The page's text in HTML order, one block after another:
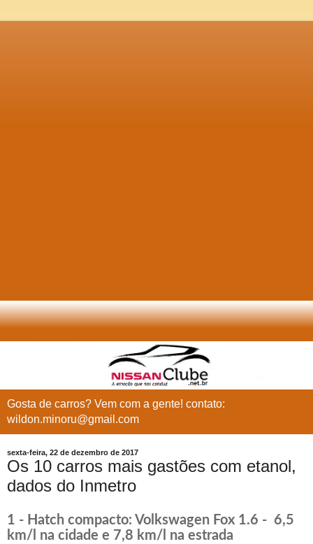
Gosta de carros? Vem com a gente! contato:
wildon.minoru@gmail.com
sexta-feira, 22 de dezembro de 2017
Os 10 carros mais gastões com etanol,
dados do Inmetro
1 - Hatch compacto: Volkswagen Fox 1.6 - 6,5
km/l na cidade e 7,8 km/l na estrada